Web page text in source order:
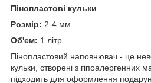
Пінопластові кульки
Розмір: 2-4 мм.
Об'єм: 1 літр.
Пінопластовий наповнювач - це
кульки, створені з гіпоалергенних
підходить для оформлення